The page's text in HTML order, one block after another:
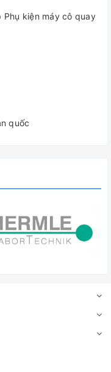
Phụ kiện máy cô quay
quốc